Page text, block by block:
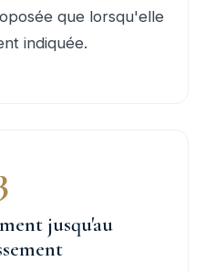
que lorsqu'elle
indiquée.
jusqu'au